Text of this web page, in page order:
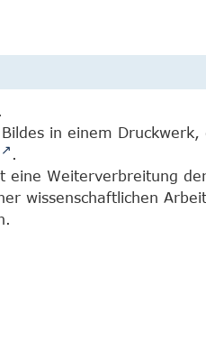
in einem
.
eine Weiterverbreitung
wissenschaftlichen